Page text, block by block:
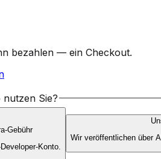
bezahlen — ein Checkout.
Sie?
Gebühr
Konto.
Wir veröffentlichen über